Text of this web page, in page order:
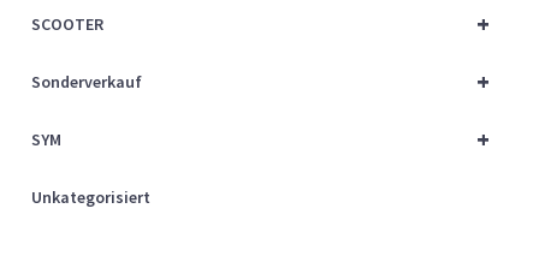
+
SCOOTER
+
Sonderverkauf
+
SYM
Unkategorisiert